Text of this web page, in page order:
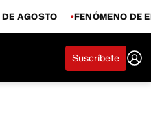
AGOSTO FENÓMENO DE
Suscríbete